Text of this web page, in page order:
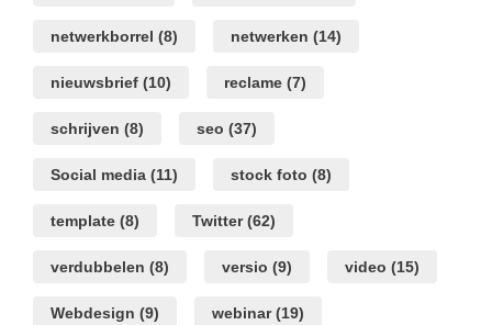
netwerkborrel (8) netwerken (14)
nieuwsbrief (10) reclame (7)
schrijven (8) seo (37)
Social media (11) stock foto (8)
template (8) Twitter(62)
verdubbelen (8) versio (9) video (15)
Webdesign (9) webinar(19)